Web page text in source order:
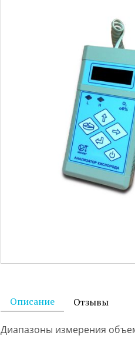
Описание
Диапазоны измерения
Отзывы